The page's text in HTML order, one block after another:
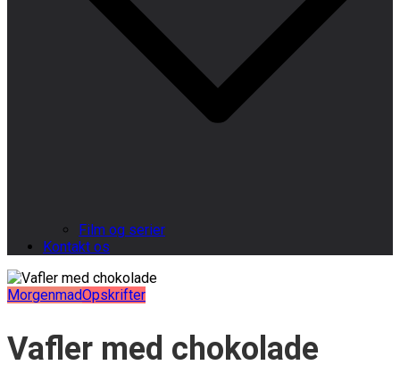
Film og serier
Kontakt os
MorgenmadOpskrifter
Vafler med chokolade